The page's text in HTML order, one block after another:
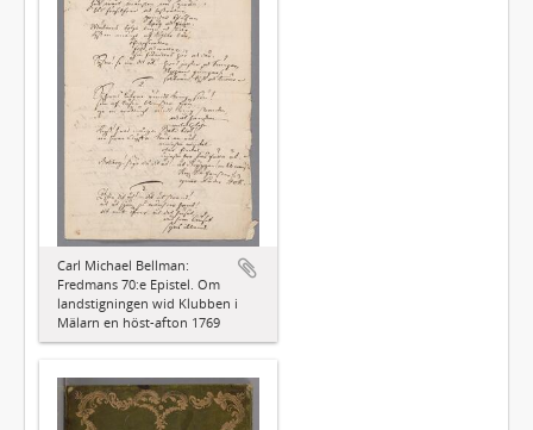
Carl Michael Bellman:
Fredmans 70:e Epistel. Om
landstigningen wid Klubben i
Mälarn en höst-afton 1769